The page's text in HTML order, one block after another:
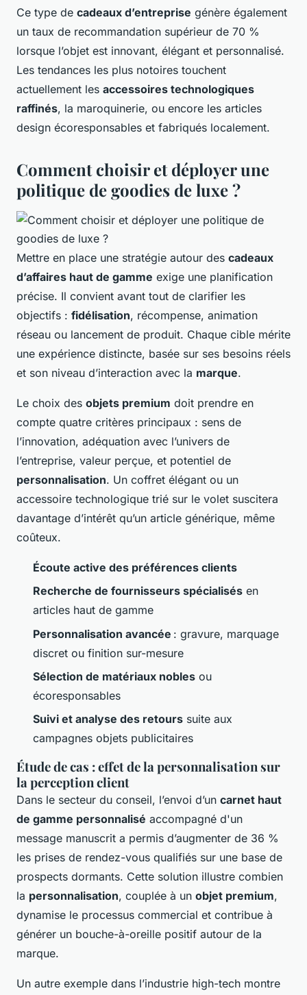
Ce type de cadeaux d’entreprise génère également
un taux de recommandation supérieur de 70 %
lorsque l’objet est innovant, élégant et personnalisé.
Les tendances les plus notoires touchent
actuellement les accessoires technologiques
raffinés, la maroquinerie, ou encore les articles
design écoresponsables et fabriqués localement.
Comment choisir et déployer une
politique de goodies de luxe ?
Mettre en place une stratégie autour des cadeaux
d’affaires haut de gamme exige une planification
précise. Il convient avant tout de clarifier les
objectifs : fidélisation, récompense, animation
réseau ou lancement de produit. Chaque cible mérite
une expérience distincte, basée sur ses besoins réels
et son niveau d’interaction avec la marque.
Le choix des objets premium doit prendre en
compte quatre critères principaux : sens de
l’innovation, adéquation avec l’univers de
l’entreprise, valeur perçue, et potentiel de
personnalisation. Un coffret élégant ou un
accessoire technologique trié sur le volet suscitera
davantage d’intérêt qu’un article générique, même
coûteux.
Écoute active des préférences clients
Recherche de fournisseurs spécialisés en
articles haut de gamme
Personnalisation avancée : gravure, marquage
discret ou finition sur-mesure
Sélection de matériaux nobles ou
écoresponsables
Suivi et analyse des retours suite aux
campagnes objets publicitaires
Étude de cas : effet de la personnalisation sur
la perception client
Dans le secteur du conseil, l’envoi d’un carnet haut
de gamme personnalisé accompagné d'un
message manuscrit a permis d’augmenter de 36 %
les prises de rendez-vous qualifiés sur une base de
prospects dormants. Cette solution illustre combien
la personnalisation, couplée à un objet premium,
dynamise le processus commercial et contribue à
générer un bouche-à-oreille positif autour de la
marque.
Un autre exemple dans l’industrie high-tech montre